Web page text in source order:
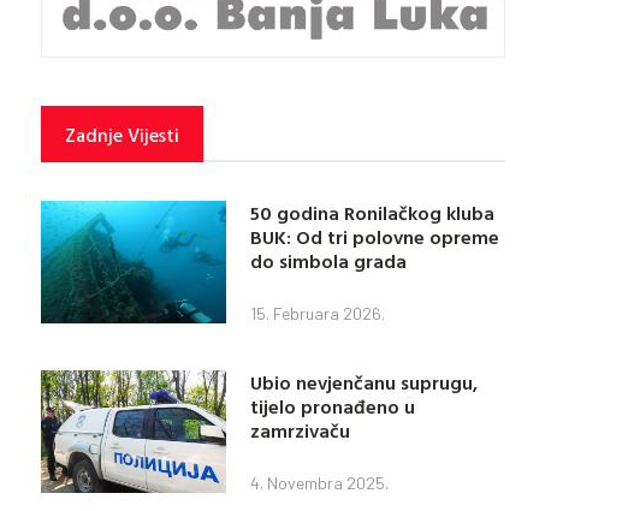
Zadnje Vijesti
50 godina Ronilačkog kluba
BUK: Od tri polovne opreme
do simbola grada
15. Februara 2026.
Ubio nevjenčanu suprugu,
tijelo pronađeno u
zamrzivaču
4. Novembra 2025.